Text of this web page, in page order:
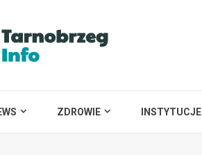
ZDROWIE INSTYTUCJE